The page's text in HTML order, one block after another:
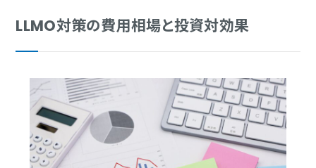
LLMO対策の費用相場と投資対効果